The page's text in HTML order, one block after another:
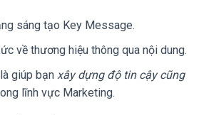
sáng tạo Key Message.
về thương hiệu thông qua nội dung.
giúp bạnxây dựng độ tin cậy cũng
lĩnh vực Marketing.